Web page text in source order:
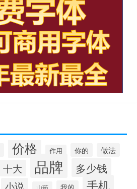
价格 作用 你的 做法
十大 品牌 多少钱
小说 山药 手机